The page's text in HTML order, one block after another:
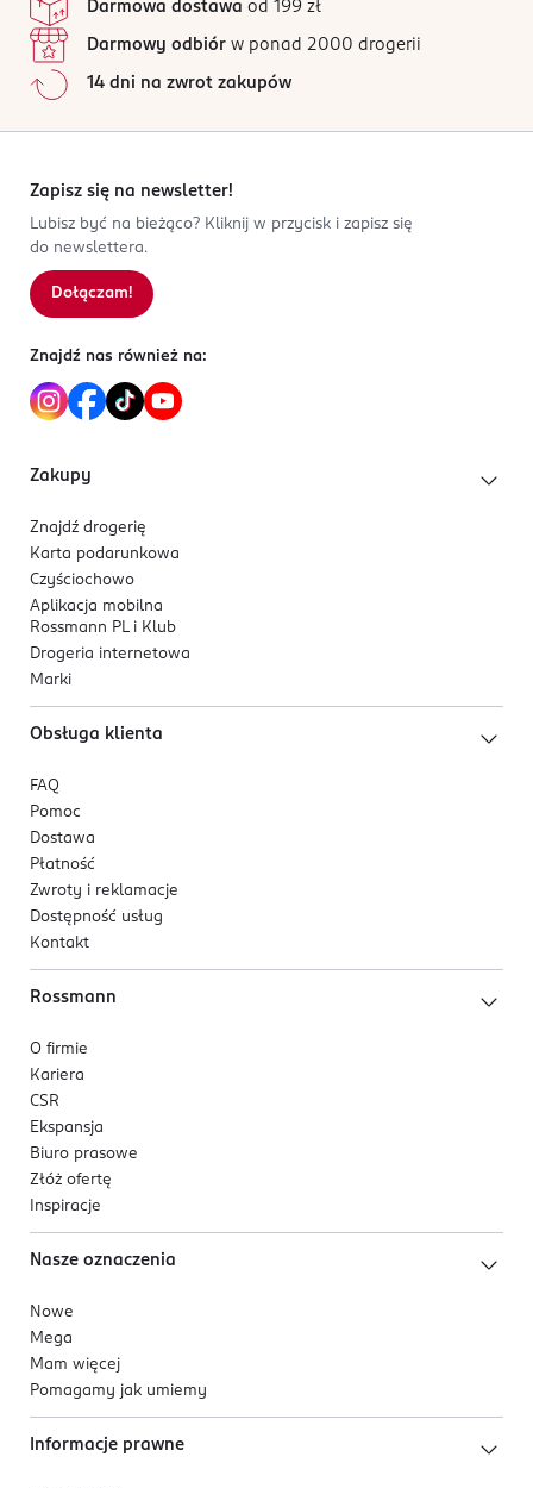
praktyczny wybór podczas podróży i
91-222
Łódź
firma@rossmann.com.pl
426139100
5 906482 936477
Wszystkie opinie są zweryfikowane zakupem.
4
0%
2
1
0%
Sortowanie wg
Darmowa dostawa od 199 zł
Darmowy odbiór w ponad 2000 drogerii
14 dni na zwrot zakupów
Zapisz się na newsletter!
Lubisz być na bieżąco? Kliknij w przycisk i zapisz się
do newslettera.
Dołączam!
Znajdź nas również na:
Zakupy
Znajdź drogerię
Karta podarunkowa
Czyściochowo
Aplikacja mobilna
Rossmann PL i Klub
Drogeria internetowa
Marki
Obsługa klienta
FAQ
Pomoc
Dostawa
Płatność
Zwroty i reklamacje
Dostępność usług
Kontakt
Rossmann
O firmie
Kariera
CSR
Ekspansja
Biuro prasowe
Złóż ofertę
Inspiracje
Nasze oznaczenia
Nowe
Mega
Mam więcej
Pomagamy jak umiemy
Informacje prawne